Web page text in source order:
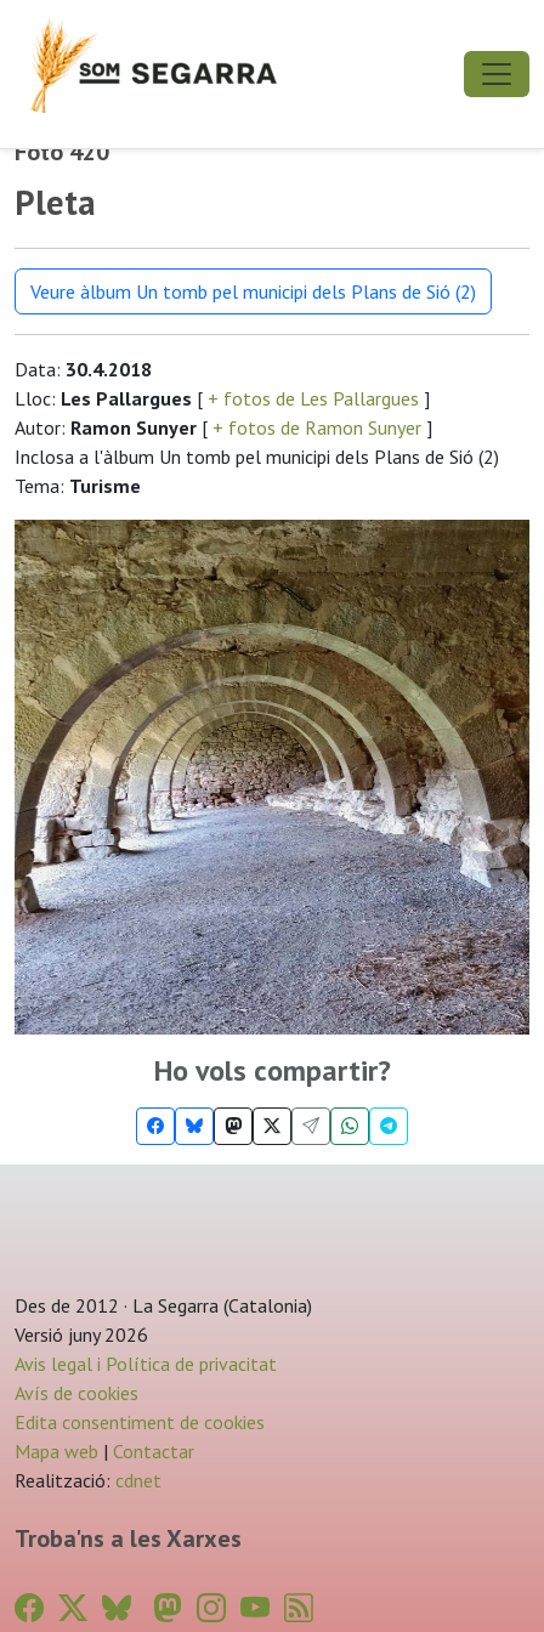
Foto 420
Pleta
Veure àlbum Un tomb pel municipi dels Plans de Sió (2)
Data: 30.4.2018
Lloc: Les Pallargues [ + fotos de Les Pallargues ]
Autor: Ramon Sunyer [ + fotos de Ramon Sunyer ]
Inclosa a l'àlbum Un tomb pel municipi dels Plans de Sió (2)
Tema: Turisme
Ho vols compartir?
Des de 2012 · La Segarra (Catalonia)
Versió juny 2026
Avis legal i Política de privacitat
Avís de cookies
Edita consentiment de cookies
Mapa web | Contactar
Realització: cdnet
Troba'ns a les Xarxes